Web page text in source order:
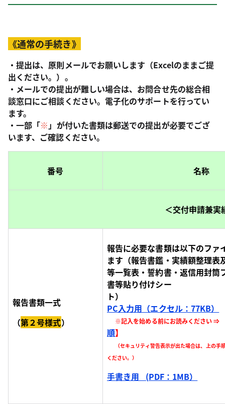
《通常の手続き》
・提出は、原則メールでお願いします（Excelのままご提
出ください。）。
・メールでの提出が難しい場合は、お問合せ先の総合相
談窓口にご相談ください。電子化のサポートを行ってい
ます。
・一部「※ 」が付いた書類は郵送での提出が必要でござ
います、ご確認ください。
番号 名称
＜交付申請兼実
報告書類一式
（第２号様式）
報告に必要な書類は以下のファ
ます（報告書鑑・実績額整理表
等一覧表・誓約書・返信用封筒
書等貼り付けシー
ト
PC入力用（エクセル：77KB）
※記入を始める前にお読みください ⇒
順】
（セキュリティ警告表示が出た場合は、上の
ください。）
手書き用 (PDF：1MB）